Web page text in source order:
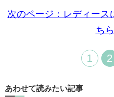
次のページ：レディース
ちら
1 2
あわせて読みたい記事